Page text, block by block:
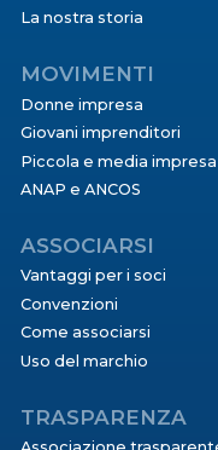
La nostra storia
MOVIMENTI
Donne impresa
Giovani imprenditori
Piccola e media impresa
ANAP e ANCOS
ASSOCIARSI
Vantaggi per i soci
Convenzioni
Come associarsi
Uso del marchio
TRASPARENZA